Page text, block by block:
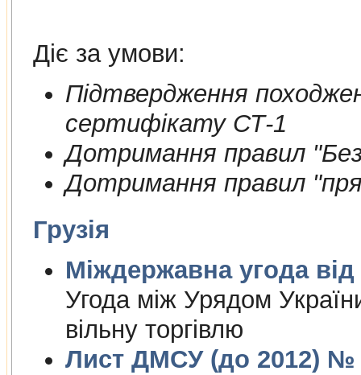
Діє за умови:
Пiдтвердження
сертифiкату СТ-1
Дотримання правил
Дотримання правил
Грузія
Угода між Урядом
вільну торгівлю
Лист ДМСУ (до 2012) №